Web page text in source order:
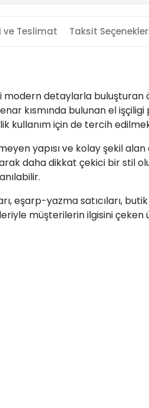
Teslimat Taksit
modern detaylarla
kısmında bulunan el
kullanım için de tercih
yapısı ve kolay şekil
daha dikkat çekici bir stil
eşarp-yazma satıcıları,
müşterilerin ilgisini